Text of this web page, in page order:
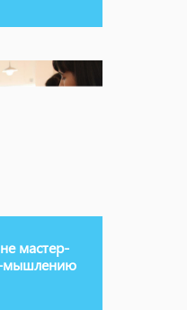
мастер-
мышлению